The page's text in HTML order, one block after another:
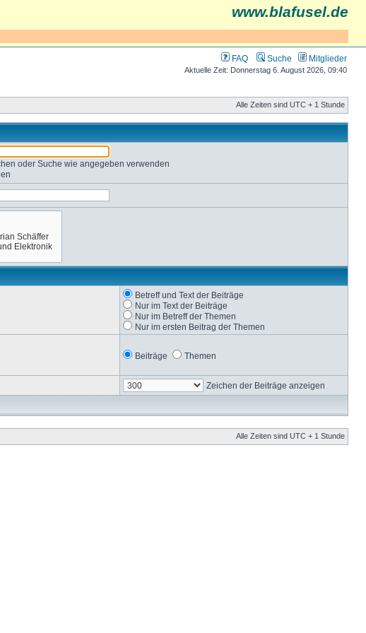
www.blafusel.de
FAQ Suche Mitglieder
Aktuelle Zeit: Donnerstag 6. August 2026, 09:40
Alle Zeiten sind UTC + 1 Stunde
oder Suche wie angegeben verwenden
Betreff und Text der Beiträge
Nur im Text der Beiträge
Nur im Betreff der Themen
Nur im ersten Beitrag der Themen
Beiträge Themen
Zeichen der Beiträge anzeigen
Alle Zeiten sind UTC + 1 Stunde